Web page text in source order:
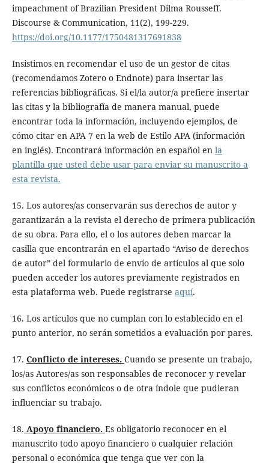
impeachment of Brazilian President Dilma Rousseff.
Discourse & Communication, 11(2), 199-229.
https://doi.org/10.1177/1750481317691838
Insistimos en recomendar el uso de un gestor de citas
(recomendamos Zotero o Endnote) para insertar las
referencias bibliográficas. Si el/la autor/a prefiere insertar
las citas y la bibliografía de manera manual, puede
encontrar toda la información, incluyendo ejemplos, de
cómo citar en APA 7 en la web de Estilo APA (información
en inglés). Encontrará información en español en la
plantilla que usted debe usar para enviar su manuscrito a
esta revista.
15. Los autores/as conservarán sus derechos de autor y
garantizarán a la revista el derecho de primera publicación
de su obra. Para ello, el o los autores deben marcar la
casilla que encontrarán en el apartado “Aviso de derechos
de autor” del formulario de envío de artículos al que solo
pueden acceder los autores previamente registrados en
esta plataforma web. Puede registrarse aquí.
16. Los artículos que no cumplan con lo establecido en el
punto anterior, no serán sometidos a evaluación por pares.
17. Conflicto de intereses. Cuando se presente un trabajo,
los/as Autores/as son responsables de reconocer y revelar
sus conflictos económicos o de otra índole que pudieran
influenciar su trabajo.
18. Apoyo financiero. Es obligatorio reconocer en el
manuscrito todo apoyo financiero o cualquier relación
personal o económica que tenga que ver con la